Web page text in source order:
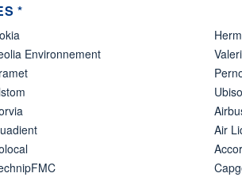
*
Environnement
Air
Accor